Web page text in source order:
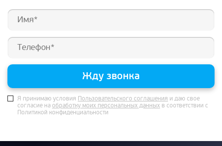
Жду звонка
Я принимаю условия Пользовательского соглашения и даю свое
согласие на обработку моих персональных данных в соответствии с
Политикой конфиденциальности